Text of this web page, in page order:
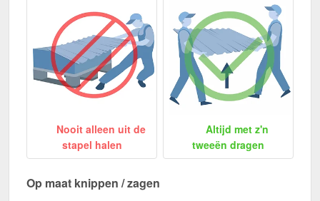
Nooit alleen uit de
stapel halen
Altijd met z'n
tweeën dragen
Op maat knippen / zagen